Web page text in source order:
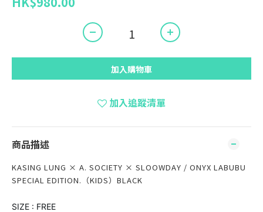
加入購物車
加入追蹤清單
商品描述
KASING LUNG × A. SOCIETY × SLOOWDAY / ONYX LABUBU
SPECIAL EDITION.（KIDS）BLACK
SIZE : FREE